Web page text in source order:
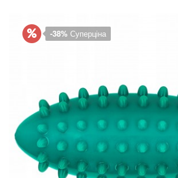
-38% Суперціна